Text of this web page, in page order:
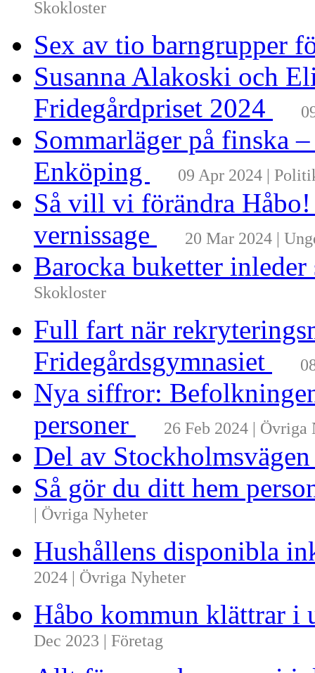
Skokloster
Sex av tio barngrupper
Susanna Alakoski och
Fridegårdpriset 2024
Sommarläger på finska
Enköping
09 Apr 2024 |
Så vill vi förändra
vernissage
20 Mar 2024 |
Barocka buketter
Skokloster
Full fart när
Fridegårdsgymnasiet
Nya siffror:
personer
26 Feb 2024 | Övriga
Del av
Så gör du ditt hem
| Övriga Nyheter
Hushållens disponibla
2024 | Övriga Nyheter
Håbo kommun klättrar i
Dec 2023 | Företag